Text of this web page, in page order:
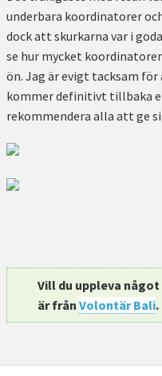
underbara koordinatorer
dock att skurkarna var i
se hur mycket
ön. Jag är evigt tacksam
kommer definitivt tillbaka
rekommendera alla att ge
Vill du uppleva
är frånVolontär Bali.